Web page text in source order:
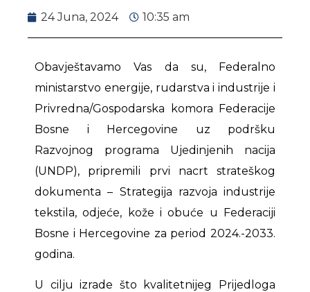
24 Juna, 2024 10:35 am
Obavještavamo Vas da su, Federalno
ministarstvo energije, rudarstva i industrije i
Privredna/Gospodarska komora Federacije
Bosne i Hercegovine uz podršku
Razvojnog programa Ujedinjenih nacija
(UNDP), pripremili prvi nacrt strateškog
dokumenta – Strategija razvoja industrije
tekstila, odjeće, kože i obuće u Federaciji
Bosne i Hercegovine za period 2024.-2033.
godina.
U cilju izrade što kvalitetnijeg Prijedloga